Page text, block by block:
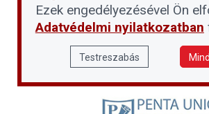
Ezek engedélyezésével Ön
Adatvédelmi nyilatkozatban
Testreszabás